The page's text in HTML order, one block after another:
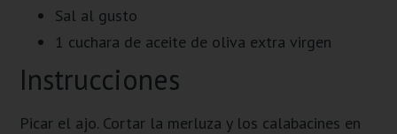
Sal al gusto
1 cuchara de aceite de oliva extra virgen
Instrucciones
Picar el ajo. Cortar la merluza y los calabacines en